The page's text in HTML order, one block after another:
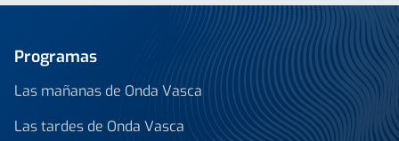
Programas
Las mañanas de Onda Vasca
Las tardes de Onda Vasca